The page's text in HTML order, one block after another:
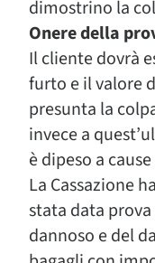
dimostrino la
Onere della
Il cliente dovrà
furto e il valore
presunta la
invece a
è dipeso a
La Cassazione
stata data
dannoso e del